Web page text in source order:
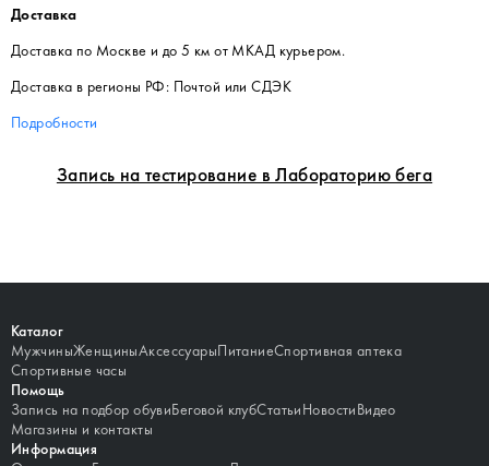
Запись на тестирование в Лабораторию бега
Доставка
Доставка по Москве и до 5 км от МКАД курьером.
Доставка в регионы РФ: Почтой или СДЭК
Подробности
Каталог
МужчиныЖенщиныАксессуарыПитаниеСпортивная аптека
Спортивные часы
Помощь
Запись на подбор обувиБеговой клубСтатьиНовостиВидео
Магазины и контакты
Информация